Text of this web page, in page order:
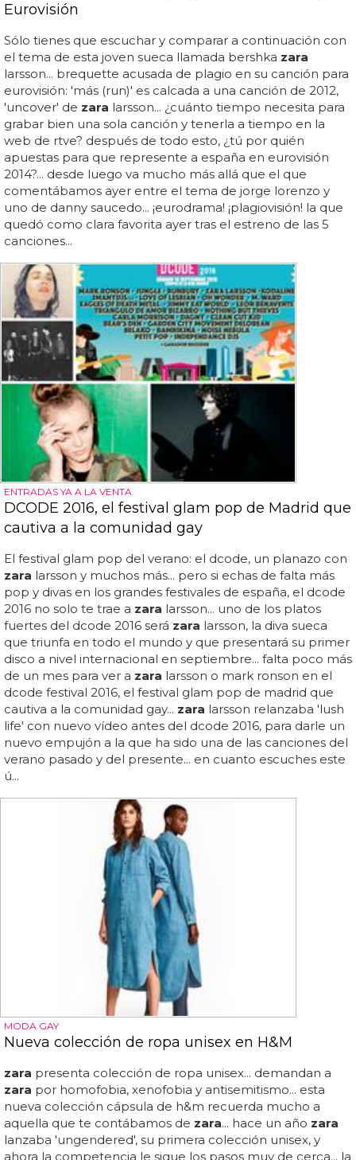
Eurovisión
Sólo tienes que escuchar y comparar a continuación con
el tema de esta joven sueca llamada bershka zara
larsson... brequette acusada de plagio en su canción para
eurovisión: 'más (run)' es calcada a una canción de 2012,
'uncover' de zara larsson... ¿cuánto tiempo necesita para
grabar bien una sola canción y tenerla a tiempo en la
web de rtve? después de todo esto, ¿tú por quién
apuestas para que represente a españa en eurovisión
2014?... desde luego va mucho más allá que el que
comentábamos ayer entre el tema de jorge lorenzo y
uno de danny saucedo... ¡eurodrama! ¡plagiovisión! la que
quedó como clara favorita ayer tras el estreno de las 5
canciones...
ENTRADAS YA A LA VENTA
DCODE 2016, el festival glam pop de Madrid que
cautiva a la comunidad gay
El festival glam pop del verano: el dcode, un planazo con
zara larsson y muchos más... pero si echas de falta más
pop y divas en los grandes festivales de españa, el dcode
2016 no solo te trae a zara larsson... uno de los platos
fuertes del dcode 2016 será zara larsson, la diva sueca
que triunfa en todo el mundo y que presentará su primer
disco a nivel internacional en septiembre... falta poco más
de un mes para ver a zara larsson o mark ronson en el
dcode festival 2016, el festival glam pop de madrid que
cautiva a la comunidad gay... zara larsson relanzaba 'lush
life' con nuevo vídeo antes del dcode 2016, para darle un
nuevo empujón a la que ha sido una de las canciones del
verano pasado y del presente... en cuanto escuches este
ú...
MODA GAY
Nueva colección de ropa unisex en H&M
zara presenta colección de ropa unisex... demandan a
zara por homofobia, xenofobia y antisemitismo... esta
nueva colección cápsula de h&m recuerda mucho a
aquella que te contábamos de zara... hace un año zara
lanzaba 'ungendered', su primera colección unisex, y
ahora la competencia le sigue los pasos muy de cerca... la